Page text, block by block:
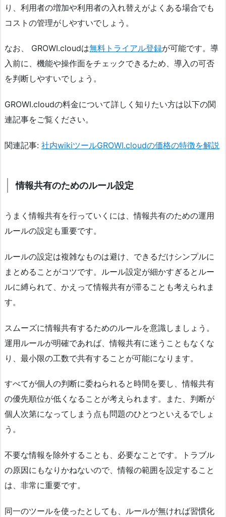
り、利用者の増加や利用者の入れ替えがよくある場合でも
コストの管理がしやすいでしょう。
なお、 GROWI.cloudは無料トライアル登録が可能です。導
入前に、機能や操作面をチェックできるため、導入の可否
を判断しやすいでしょう。
GROWI.cloudの料金について詳しく知りたい方は以下の関
連記事をご覧ください。
関連記事: 社内wikiツールGROWI.cloudの価格の特徴を解説
情報共有のためのルール設定
うまく情報共有を行っていくには、情報共有のための運用
ルールの設定も重要です。
ルールの設定は複雑なものは避け、できるだけシンプルに
まとめることがコツです。ルール設定が細かすぎるとルー
ルに縛られて、かえって情報共有が滞ることも考えられま
す。
スムーズに情報共有するためのルールを意識しましょう。
運用ルールが明確であれば、情報共有に迷うこともなくな
り、最小限の工数で共有することが可能になります。
すべてが個人の判断に委ねられると時間を要し、情報共有
の優先順位が低くなることが考えられます。また、判断が
個人次第になってしまう点も問題のひとつといえるでしょ
う。
不要な情報を除外することも、必要なことです。トラブル
の原因にもなりかねないので、情報の範囲を設定すること
は、非常に重要です。
同一のツールを使ったとしても、ルールが無ければ習慣化